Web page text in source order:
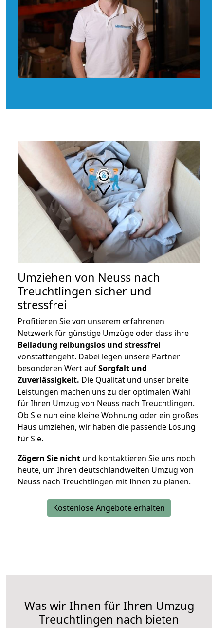
Umziehen von Neuss nach
Treuchtlingen sicher und
stressfrei
Profitieren Sie von unserem erfahrenen
Netzwerk für günstige Umzüge oder dass ihre
Beiladung reibungslos und stressfrei
vonstattengeht. Dabei legen unsere Partner
besonderen Wert aufSorgfalt und
Zuverlässigkeit. Die Qualität und unser breite
Leistungen machen uns zu der optimalen Wahl
für Ihren Umzug von Neuss nach Treuchtlingen.
Ob Sie nun eine kleine Wohnung oder ein großes
Haus umziehen, wir haben die passende Lösung
für Sie.
Zögern Sie nicht und kontaktieren Sie uns noch
heute, um Ihren deutschlandweiten Umzug von
Neuss nach Treuchtlingen mit Ihnen zu planen.
Kostenlose Angebote erhalten
Was wir Ihnen für Ihren Umzug
Treuchtlingen nach bieten